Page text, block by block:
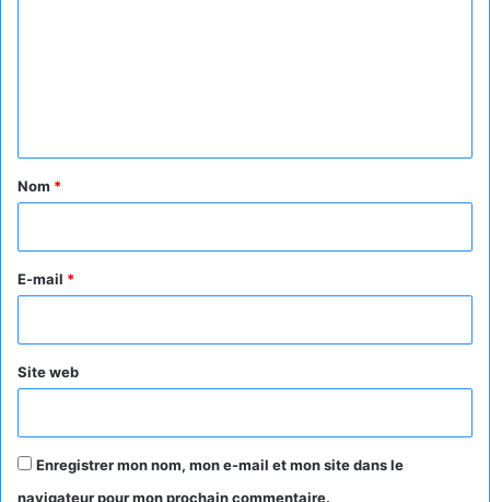
a
e
Nom *
E-mail *
Site web
Enregistrer mon nom, mon e-mail et mon site dans le
navigateur pour mon prochain commentaire.